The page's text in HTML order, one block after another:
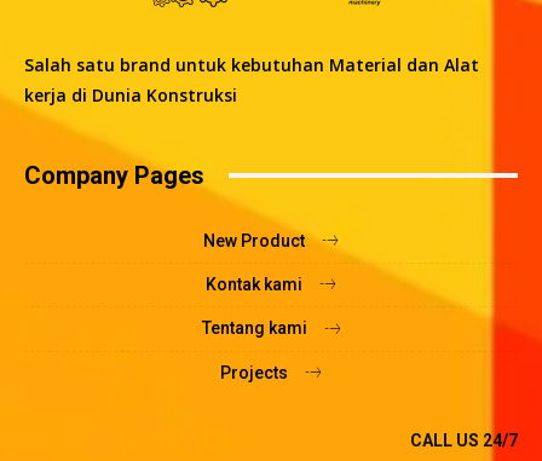
Salah satu brand untuk kebutuhan Material dan Alat
kerja di Dunia Konstruksi
Company Pages
New Product
Kontak kami
Tentang kami
Projects
CALL US 24/7